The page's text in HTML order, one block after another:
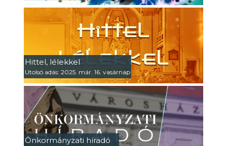
Hittel, lélekkel
Utolsó adás: 2025. már. 16. vasárnap
Önkormányzati híradó